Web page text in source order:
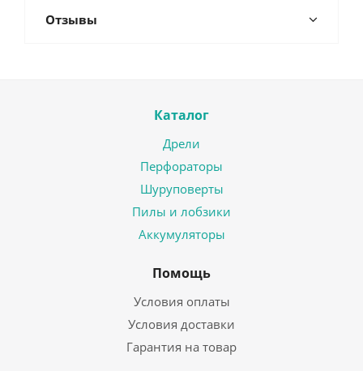
Отзывы
Каталог
Дрели
Перфораторы
Шуруповерты
Пилы и лобзики
Аккумуляторы
Помощь
Условия оплаты
Условия доставки
Гарантия на товар